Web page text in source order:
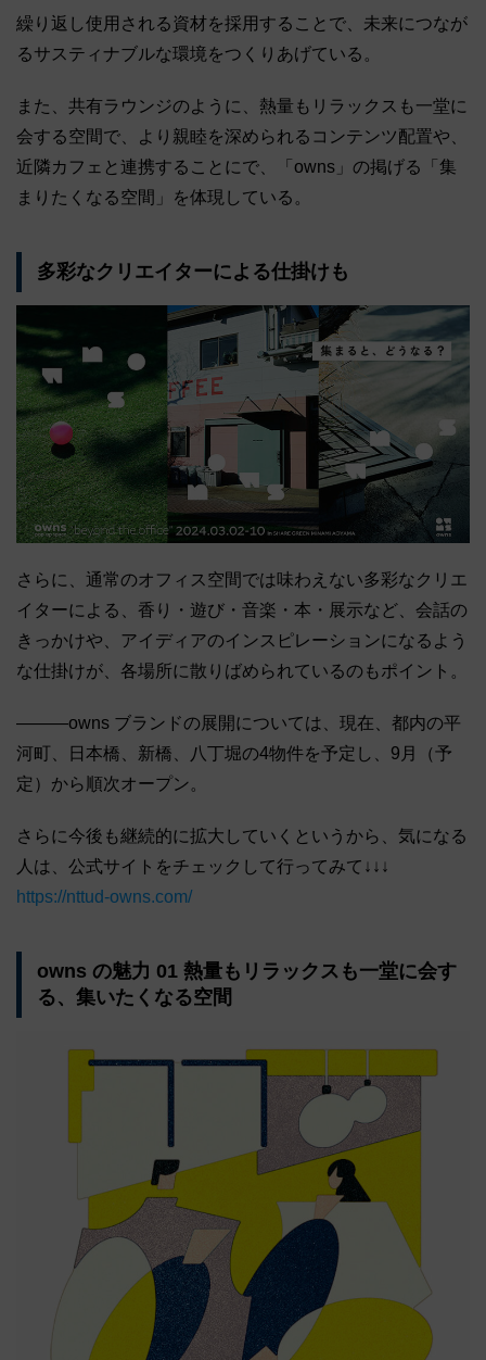
繰り返し使用される資材を採用することで、未来につなが
るサスティナブルな環境をつくりあげている。
また、共有ラウンジのように、熱量もリラックスも一堂に
会する空間で、より親睦を深められるコンテンツ配置や、
近隣カフェと連携することにで、「owns」の掲げる「集
まりたくなる空間」を体現している。
多彩なクリエイターによる仕掛けも
さらに、通常のオフィス空間では味わえない多彩なクリエ
イターによる、香り・遊び・音楽・本・展示など、会話の
きっかけや、アイディアのインスピレーションになるよう
な仕掛けが、各場所に散りばめられているのもポイント。
―――owns ブランドの展開については、現在、都内の平
河町、日本橋、新橋、八丁堀の4物件を予定し、9月（予
定）から順次オープン。
さらに今後も継続的に拡大していくというから、気になる
人は、公式サイトをチェックして行ってみて↓↓↓
https://nttud-owns.com/
owns の魅力 01 熱量もリラックスも一堂に会す
る、集いたくなる空間